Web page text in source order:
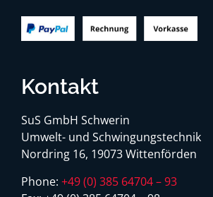
Kontakt
SuS GmbH Schwerin
Umwelt- und Schwingungstechnik
Nordring 16, 19073 Wittenförden
Phone: +49 (0) 385 64704 – 93